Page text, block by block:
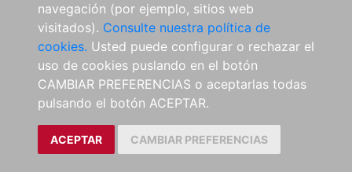
navegación (por ejemplo, sitios web
visitados). Consulte nuestra política de
cookies. Usted puede configurar o rechazar el
uso de cookies puslando en el botón
CAMBIAR PREFERENCIAS o aceptarlas todas
pulsando el botón ACEPTAR.
ACEPTAR CAMBIAR PREFERENCIAS